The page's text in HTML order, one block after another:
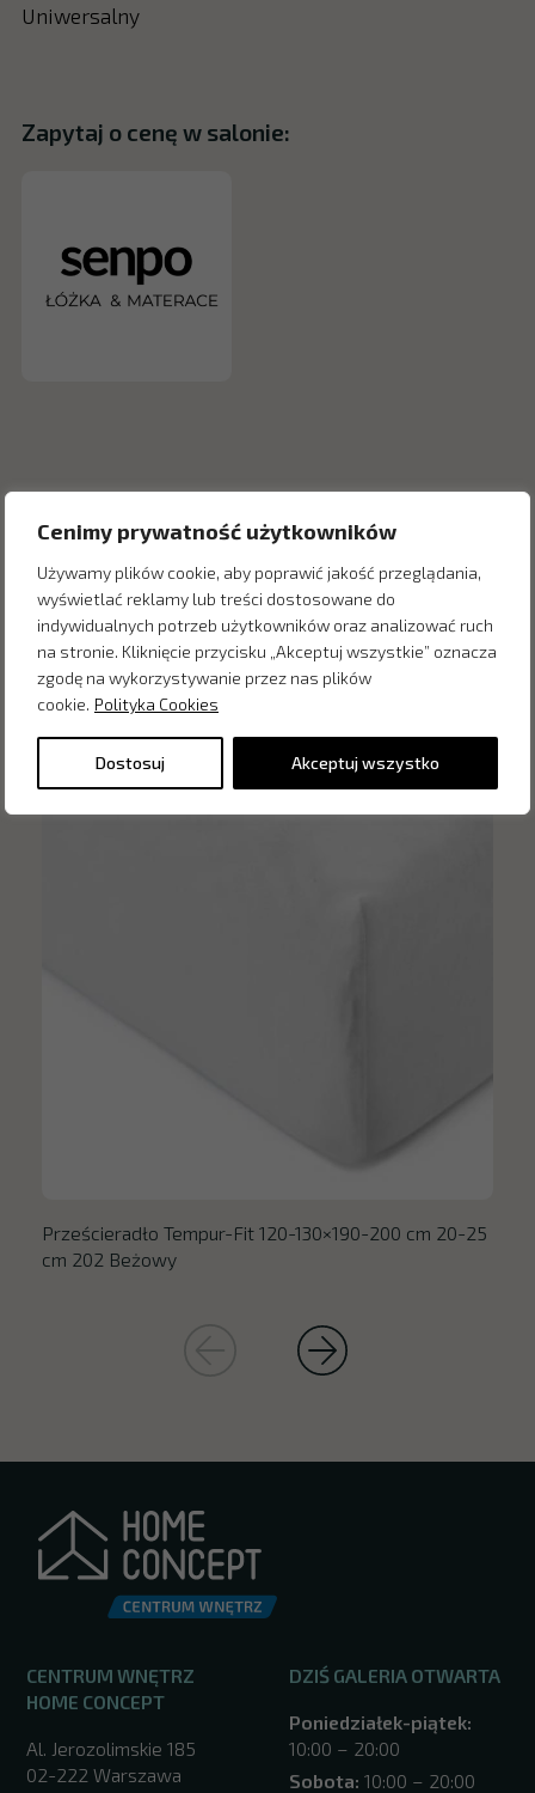
Cenimy prywatność użytkowników
Używamy plików cookie, aby poprawić jakość przeglądania,
wyświetlać reklamy lub treści dostosowane do
indywidualnych potrzeb użytkowników oraz analizować ruch
na stronie. Kliknięcie przycisku „Akceptuj wszystkie” oznacza
zgodę na wykorzystywanie przez nas plików
cookie. Polityka Cookies
Dostosuj Akceptuj wszystko
Uniwersalny
Zapytaj o cenę w salonie:
Inne produkty z kategorii
Prześcieradło Tempur-Fit 120-130×190-200 cm 20-25
cm 202 Beżowy
CENTRUM WNĘTRZ
HOME CONCEPT
Al. Jerozolimskie 185
02-222 Warszawa
DZIŚ GALERIA OTWARTA
Poniedziałek-piątek:
10:00 – 20:00
Sobota: 10:00 – 20:00